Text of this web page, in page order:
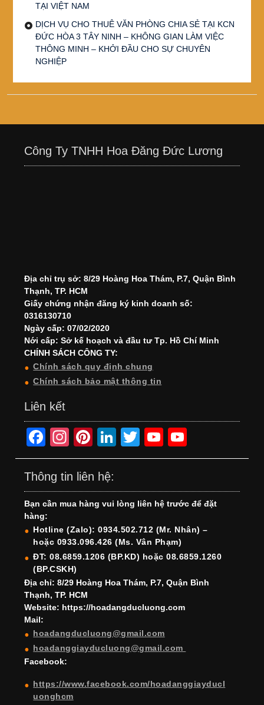
TẠI VIỆT NAM
DỊCH VỤ CHO THUÊ VĂN PHÒNG CHIA SẺ TẠI KCN
ĐỨC HÒA 3 TÂY NINH – KHÔNG GIAN LÀM VIỆC
THÔNG MINH – KHỞI ĐẦU CHO SỰ CHUYÊN
NGHIỆP
Công Ty TNHH Hoa Đăng Đức Lương
Địa chỉ trụ sở: 8/29 Hoàng Hoa Thám, P.7, Quận Bình
Thạnh, TP. HCM
Giấy chứng nhận đăng ký kinh doanh số:
0316130710
Ngày cấp: 07/02/2020
Nới cấp: Sở kế hoạch và đầu tư Tp. Hồ Chí Minh
CHÍNH SÁCH CÔNG TY:
Chính sách quy định chung
Chính sách bảo mật thông tin
Liên kết
F
a
c
e
b
o
o
k
In
st
a
gr
a
m
Pi
nt
er
e
st
Li
n
e
dI
n
T
wi
er
Y
o
T
u
b
e
o
T
u
b
e
h
Thông tin liên hệ:
Bạn cần mua hàng vui lòng liên hệ trước để đặt
hàng:
Hotline (Zalo): 0934.502.712 (Mr. Nhân) –
hoặc 0933.096.426 (Ms. Vân Phạm)
ĐT: 08.6859.1206 (BP.KD) hoặc 08.6859.1260
(BP.CSKH)
Địa chỉ: 8/29 Hoàng Hoa Thám, P.7, Quận Bình
Thạnh, TP. HCM
Website: https://hoadangducluong.com
Mail:
hoadangducluong@gmail.com
hoadanggiayducluong@gmail.com
Facebook:
https://www.facebook.com/hoadanggiayducl
uonghcm